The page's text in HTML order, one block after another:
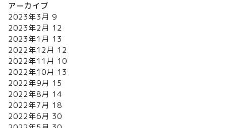
アーカイブ
2023年3月 9
2023年2月 12
2023年1月 13
2022年12月 12
2022年11月 10
2022年10月 13
2022年9月 15
2022年8月 14
2022年7月 18
2022年6月 30